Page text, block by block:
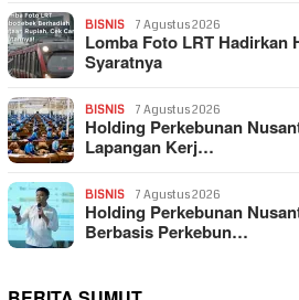
BISNIS 7 Agustus 2026
Lomba Foto LRT Hadirkan
Syaratnya
BISNIS 7 Agustus 2026
Holding Perkebunan
Lapangan Kerj…
BISNIS 7 Agustus 2026
Holding Perkebunan
Berbasis Perkebun…